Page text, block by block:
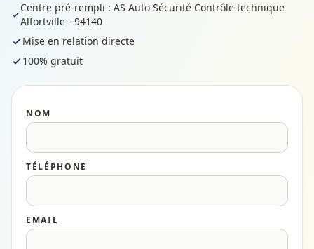
Centre pré-rempli : AS Auto Sécurité Contrôle technique
Alfortville - 94140
Mise en relation directe
100% gratuit
NOM
TÉLÉPHONE
EMAIL